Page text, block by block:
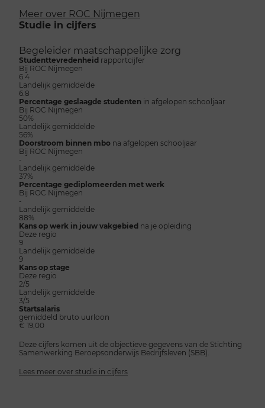
Meer over ROC Nijmegen
Studie in cijfers
Begeleider maatschappelijke zorg
Studenttevredenheid rapportcijfer
Bij ROC Nijmegen
6.4
Landelijk gemiddelde
6.8
Percentage geslaagde studenten in afgelopen schooljaar
Bij ROC Nijmegen
50%
Landelijk gemiddelde
56%
Doorstroom binnen mbo na afgelopen schooljaar
Bij ROC Nijmegen
-
Landelijk gemiddelde
37%
Percentage gediplomeerden met werk
Bij ROC Nijmegen
-
Landelijk gemiddelde
88%
Kans op werk in jouw vakgebied na je opleiding
Deze regio
9
Landelijk gemiddelde
9
Kans op stage
Deze regio
2/5
Landelijk gemiddelde
3/5
Startsalaris
gemiddeld bruto uurloon
€ 19,00
Deze cijfers komen uit de objectieve gegevens van de Stichting
Samenwerking Beroepsonderwijs Bedrijfsleven (SBB).
Lees meer over studie in cijfers